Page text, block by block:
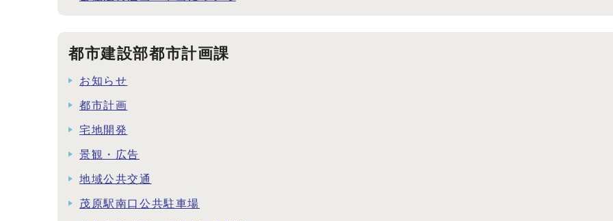
都市建設部都市計画課
お知らせ
都市計画
宅地開発
景観・広告
地域公共交通
茂原駅南口公共駐車場